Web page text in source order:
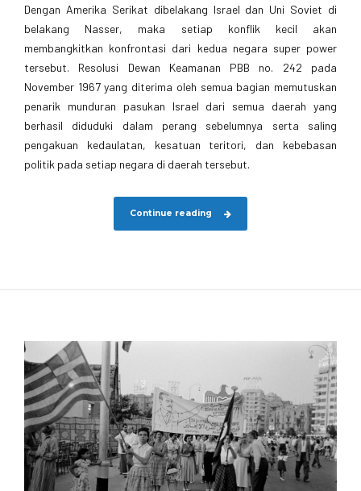
Dengan Amerika Serikat dibelakang Israel dan Uni Soviet di
belakang Nasser, maka setiap konflik kecil akan
membangkitkan konfrontasi dari kedua negara super power
tersebut. Resolusi Dewan Keamanan PBB no. 242 pada
November 1967 yang diterima oleh semua bagian memutuskan
penarik munduran pasukan Israel dari semua daerah yang
berhasil diduduki dalam perang sebelumnya serta saling
pengakuan kedaulatan, kesatuan teritori, dan kebebasan
politik pada setiap negara di daerah tersebut.
Continue reading